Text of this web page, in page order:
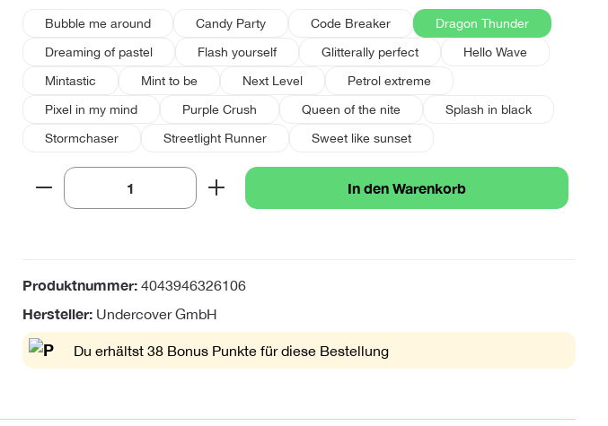
Bubble me around Candy Party Code Breaker
Dragon Thunder
Dreaming of pastel
Flash yourself Glitterally perfect
Hello Wave
Mintastic
Mint to be Next Level
Petrol extreme
Pixel in my mind
Purple Crush Queen of the nite
Splash in black
Stormchaser
Streetlight Runner Sweet like sunset
Produkt Anzahl: Gib den gewünschten Wert ein oder
In den Warenkorb
Produktnummer: 4043946326106
Hersteller: Undercover GmbH
Du erhältst 38 Bonus Punkte für diese Bestellung